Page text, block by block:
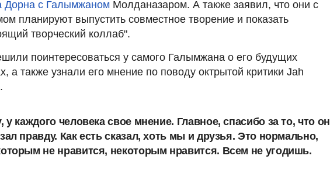
Дорна с Галымжаном Молданазаром. А также заявил, что они с
планируют выпустить совместное творение и показать
творческий коллаб".
поинтересоваться у самого Галымжана о его будущих
а также узнали его мнение по поводу октрытой критики Jah
у каждого человека свое мнение. Главное, спасибо за то, что он
правду. Как есть сказал, хоть мы и друзья. Это нормально,
не нравится, некоторым нравится. Всем не угодишь.